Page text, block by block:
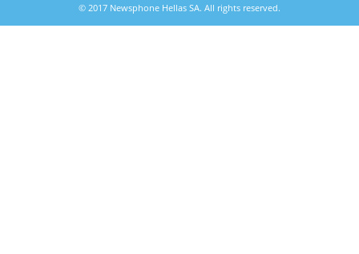
© 2017 Newsphone Hellas SA. All rights reserved.